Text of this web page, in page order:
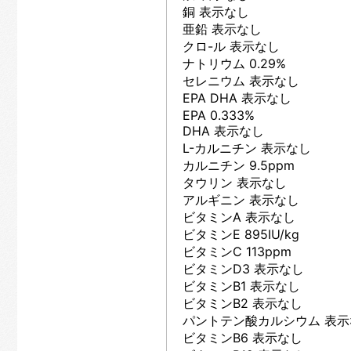
銅 表示なし
亜鉛 表示なし
クロ-ル 表示なし
ナトリウム 0.29%
セレニウム 表示なし
EPA DHA 表示なし
EPA 0.333%
DHA 表示なし
L-カルニチン 表示なし
カルニチン 9.5ppm
タウリン 表示なし
アルギニン 表示なし
ビタミンA 表示なし
ビタミンE 895IU/kg
ビタミンC 113ppm
ビタミンD3 表示なし
ビタミンB1 表示なし
ビタミンB2 表示なし
パントテン酸カルシウム 表
ビタミンB6 表示なし